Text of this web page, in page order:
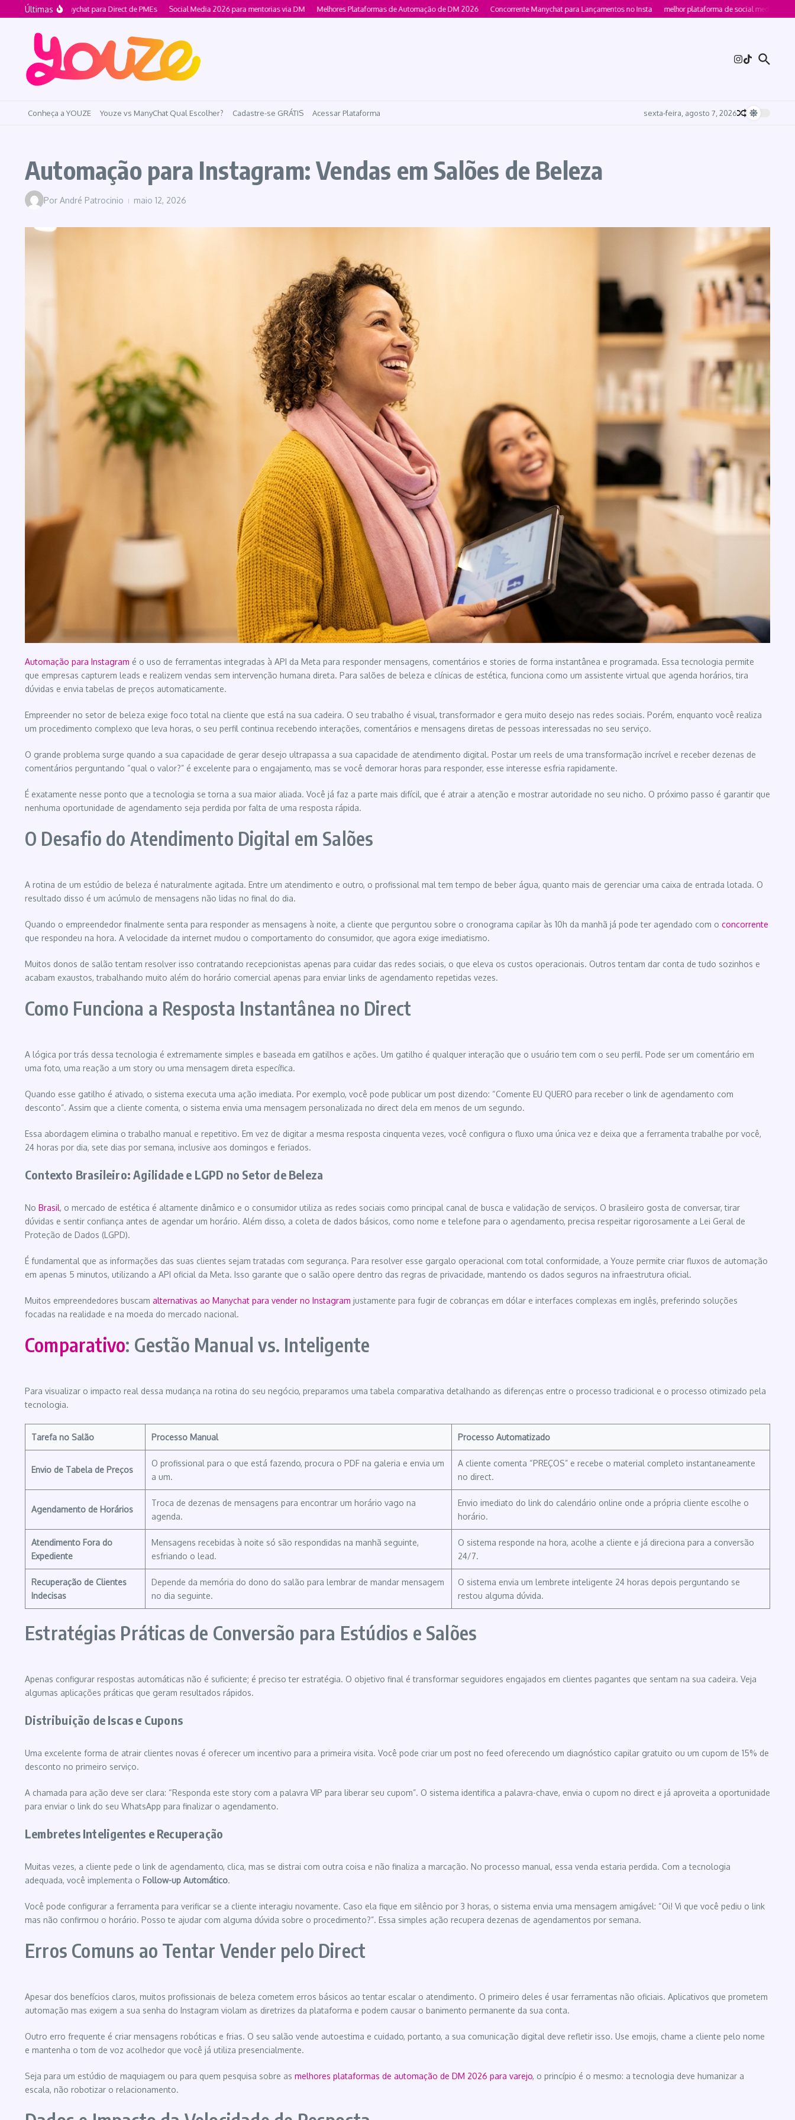
Ir para o conteúdo
Últimas
ao Manychat para Direct de PMEs Social Media 2026 para mentorias via DM Melhores Plataformas de Automação de DM 2026 Concorrente Manychat para Lançamentos no Insta melhor plataforma de social media 2026 para
Conheça a YOUZE Youze vs ManyChat Qual Escolher? Cadastre-se GRÁTIS Acessar Plataforma sexta-feira, agosto 7, 2026
Automação para Instagram: Vendas em Salões de Beleza
Por André Patrocinio maio 12, 2026
Automação para Instagram é o uso de ferramentas integradas à API da Meta para responder mensagens, comentários e stories de forma instantânea e programada. Essa tecnologia permite
que empresas capturem leads e realizem vendas sem intervenção humana direta. Para salões de beleza e clínicas de estética, funciona como um assistente virtual que agenda horários, tira
dúvidas e envia tabelas de preços automaticamente.
Empreender no setor de beleza exige foco total na cliente que está na sua cadeira. O seu trabalho é visual, transformador e gera muito desejo nas redes sociais. Porém, enquanto você realiza
um procedimento complexo que leva horas, o seu perfil continua recebendo interações, comentários e mensagens diretas de pessoas interessadas no seu serviço.
O grande problema surge quando a sua capacidade de gerar desejo ultrapassa a sua capacidade de atendimento digital. Postar um reels de uma transformação incrível e receber dezenas de
comentários perguntando “qual o valor?” é excelente para o engajamento, mas se você demorar horas para responder, esse interesse esfria rapidamente.
É exatamente nesse ponto que a tecnologia se torna a sua maior aliada. Você já faz a parte mais difícil, que é atrair a atenção e mostrar autoridade no seu nicho. O próximo passo é garantir que
nenhuma oportunidade de agendamento seja perdida por falta de uma resposta rápida.
O Desafio do Atendimento Digital em Salões
A rotina de um estúdio de beleza é naturalmente agitada. Entre um atendimento e outro, o profissional mal tem tempo de beber água, quanto mais de gerenciar uma caixa de entrada lotada. O
resultado disso é um acúmulo de mensagens não lidas no final do dia.
Quando o empreendedor finalmente senta para responder as mensagens à noite, a cliente que perguntou sobre o cronograma capilar às 10h da manhã já pode ter agendado com o concorrente
que respondeu na hora. A velocidade da internet mudou o comportamento do consumidor, que agora exige imediatismo.
Muitos donos de salão tentam resolver isso contratando recepcionistas apenas para cuidar das redes sociais, o que eleva os custos operacionais. Outros tentam dar conta de tudo sozinhos e
acabam exaustos, trabalhando muito além do horário comercial apenas para enviar links de agendamento repetidas vezes.
Como Funciona a Resposta Instantânea no Direct
A lógica por trás dessa tecnologia é extremamente simples e baseada em gatilhos e ações. Um gatilho é qualquer interação que o usuário tem com o seu perfil. Pode ser um comentário em
uma foto, uma reação a um story ou uma mensagem direta específica.
Quando esse gatilho é ativado, o sistema executa uma ação imediata. Por exemplo, você pode publicar um post dizendo: “Comente EU QUERO para receber o link de agendamento com
desconto”. Assim que a cliente comenta, o sistema envia uma mensagem personalizada no direct dela em menos de um segundo.
Essa abordagem elimina o trabalho manual e repetitivo. Em vez de digitar a mesma resposta cinquenta vezes, você configura o fluxo uma única vez e deixa que a ferramenta trabalhe por você,
24 horas por dia, sete dias por semana, inclusive aos domingos e feriados.
Contexto Brasileiro: Agilidade e LGPD no Setor de Beleza
No Brasil, o mercado de estética é altamente dinâmico e o consumidor utiliza as redes sociais como principal canal de busca e validação de serviços. O brasileiro gosta de conversar, tirar
dúvidas e sentir confiança antes de agendar um horário. Além disso, a coleta de dados básicos, como nome e telefone para o agendamento, precisa respeitar rigorosamente a Lei Geral de
Proteção de Dados (LGPD).
É fundamental que as informações das suas clientes sejam tratadas com segurança. Para resolver esse gargalo operacional com total conformidade, a Youze permite criar fluxos de automação
em apenas 5 minutos, utilizando a API oficial da Meta. Isso garante que o salão opere dentro das regras de privacidade, mantendo os dados seguros na infraestrutura oficial.
Muitos empreendedores buscam alternativas ao Manychat para vender no Instagram justamente para fugir de cobranças em dólar e interfaces complexas em inglês, preferindo soluções
focadas na realidade e na moeda do mercado nacional.
Comparativo: Gestão Manual vs. Inteligente
Para visualizar o impacto real dessa mudança na rotina do seu negócio, preparamos uma tabela comparativa detalhando as diferenças entre o processo tradicional e o processo otimizado pela
tecnologia.
Tarefa no Salão Processo Manual Processo Automatizado
Envio de Tabela de Preços
O profissional para o que está fazendo, procura o PDF na galeria e envia um
a um.
A cliente comenta “PREÇOS” e recebe o material completo instantaneamente
no direct.
Agendamento de Horários
Troca de dezenas de mensagens para encontrar um horário vago na
agenda.
Envio imediato do link do calendário online onde a própria cliente escolhe o
horário.
Atendimento Fora do
Expediente
Mensagens recebidas à noite só são respondidas na manhã seguinte,
esfriando o lead.
O sistema responde na hora, acolhe a cliente e já direciona para a conversão
24/7.
Recuperação de Clientes
Indecisas
Depende da memória do dono do salão para lembrar de mandar mensagem
no dia seguinte.
O sistema envia um lembrete inteligente 24 horas depois perguntando se
restou alguma dúvida.
Estratégias Práticas de Conversão para Estúdios e Salões
Apenas configurar respostas automáticas não é suficiente; é preciso ter estratégia. O objetivo final é transformar seguidores engajados em clientes pagantes que sentam na sua cadeira. Veja
algumas aplicações práticas que geram resultados rápidos.
Distribuição de Iscas e Cupons
Uma excelente forma de atrair clientes novas é oferecer um incentivo para a primeira visita. Você pode criar um post no feed oferecendo um diagnóstico capilar gratuito ou um cupom de 15% de
desconto no primeiro serviço.
A chamada para ação deve ser clara: “Responda este story com a palavra VIP para liberar seu cupom”. O sistema identifica a palavra-chave, envia o cupom no direct e já aproveita a oportunidade
para enviar o link do seu WhatsApp para finalizar o agendamento.
Lembretes Inteligentes e Recuperação
Muitas vezes, a cliente pede o link de agendamento, clica, mas se distrai com outra coisa e não finaliza a marcação. No processo manual, essa venda estaria perdida. Com a tecnologia
adequada, você implementa o Follow-up Automático.
Você pode configurar a ferramenta para verificar se a cliente interagiu novamente. Caso ela fique em silêncio por 3 horas, o sistema envia uma mensagem amigável: “Oi! Vi que você pediu o link
mas não confirmou o horário. Posso te ajudar com alguma dúvida sobre o procedimento?”. Essa simples ação recupera dezenas de agendamentos por semana.
Erros Comuns ao Tentar Vender pelo Direct
Apesar dos benefícios claros, muitos profissionais de beleza cometem erros básicos ao tentar escalar o atendimento. O primeiro deles é usar ferramentas não oficiais. Aplicativos que prometem
automação mas exigem a sua senha do Instagram violam as diretrizes da plataforma e podem causar o banimento permanente da sua conta.
Outro erro frequente é criar mensagens robóticas e frias. O seu salão vende autoestima e cuidado, portanto, a sua comunicação digital deve refletir isso. Use emojis, chame a cliente pelo nome
e mantenha o tom de voz acolhedor que você já utiliza presencialmente.
Seja para um estúdio de maquiagem ou para quem pesquisa sobre as melhores plataformas de automação de DM 2026 para varejo, o princípio é o mesmo: a tecnologia deve humanizar a
escala, não robotizar o relacionamento.